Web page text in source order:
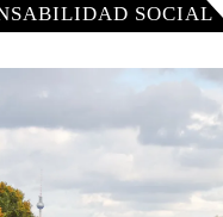
SOCIAL